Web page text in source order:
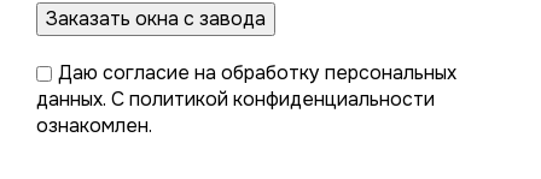
Даю согласие на обработку персональных
данных. Сполитикой конфиденциальности
ознакомлен.